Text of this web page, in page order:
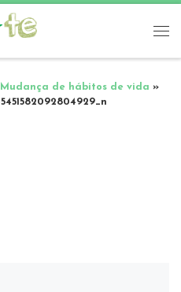
Mudança de hábitos de vida »